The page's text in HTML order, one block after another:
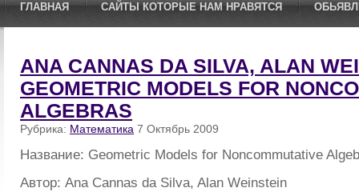
ГЛАВНАЯ САЙТЫ КОТОРЫЕ НАМ НРАВЯТСЯ
ANA CANNAS DA SILVA, ALAN
GEOMETRIC MODELS FOR
ALGEBRAS
Рубрика: Математика 7 Октябрь 2009
Название: Geometric Models for Noncommutative
Автор: Ana Cannas da Silva, Alan Weinstein